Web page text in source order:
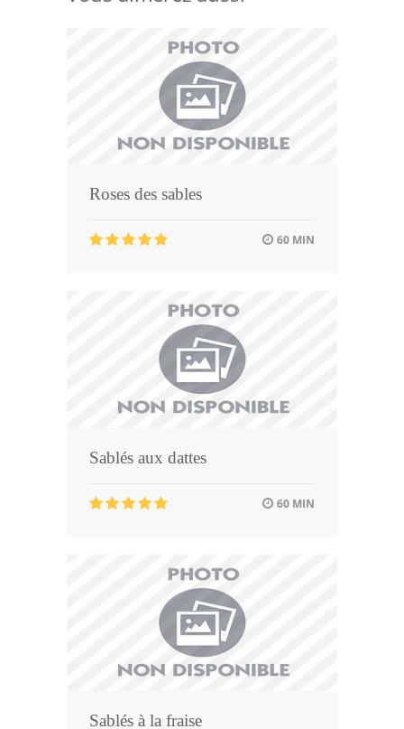
Roses des sables
60 MIN
Sablés aux dattes
60 MIN
Sablés à la fraise